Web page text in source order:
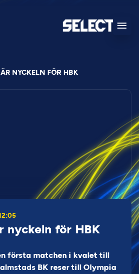
NYCKELN FÖR HBK
nyckeln för HBK
första matchen i kvalet till
BK reser till Olympia